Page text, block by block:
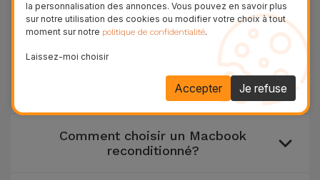
Où acheter un Samsung reconditionné
?
Quelle est la gamme d'états des
Macbook Reconditionnés iServices?
Comment choisir un Macbook
reconditionné?
la personnalisation des annonces. Vous pouvez en savoir plus
sur notre utilisation des cookies ou modifier votre choix à tout
moment sur notre politique de confidentialité.
Laissez-moi choisir
Je refuse
Accepter